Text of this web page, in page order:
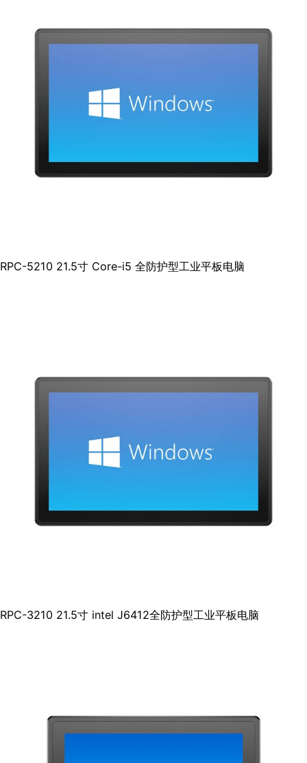
RPC-5210 21.5寸 Core-i5 全防护型工业平板电脑
RPC-3210 21.5寸 intel J6412全防护型工业平板电脑